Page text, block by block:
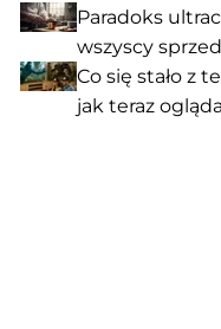
Paradoks
wszyscy
Co się stało z
jak teraz